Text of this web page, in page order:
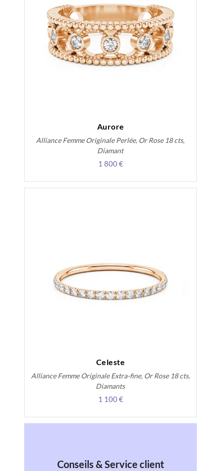
Aurore
Alliance Femme Originale Perlée, Or Rose 18 cts,
Diamant
1 800 €
Celeste
Alliance Femme Originale Extra-fine, Or Rose 18 cts,
Diamants
1 100 €
Conseils & Service client